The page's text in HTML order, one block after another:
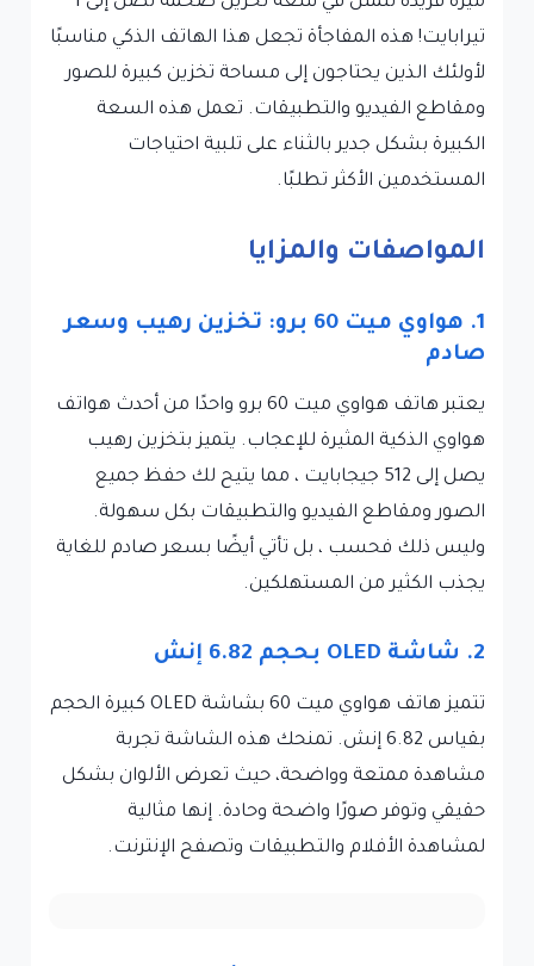
تيرابايت! هذه المفاجأة تجعل هذا الهاتف الذكي مناسبًا
لأولئك الذين يحتاجون إلى مساحة تخزين كبيرة للصور
ومقاطع الفيديو والتطبيقات. تعمل هذه السعة
الكبيرة بشكل جدير بالثناء على تلبية احتياجات
المستخدمين الأكثر تطلبًا.
المواصفات والمزايا
1. هواوي ميت 60 برو: تخزين رهيب وسعر
صادم
يعتبر هاتف هواوي ميت 60 برو واحدًا من أحدث هواتف
هواوي الذكية المثيرة للإعجاب. يتميز بتخزين رهيب
يصل إلى 512 جيجابايت ، مما يتيح لك حفظ جميع
الصور ومقاطع الفيديو والتطبيقات بكل سهولة.
وليس ذلك فحسب ، بل تأتي أيضًا بسعر صادم للغاية
يجذب الكثير من المستهلكين.
2. شاشة OLED بحجم 6.82 إنش
تتميز هاتف هواوي ميت 60 بشاشة OLED كبيرة الحجم
بقياس 6.82 إنش. تمنحك هذه الشاشة تجربة
مشاهدة ممتعة وواضحة، حيث تعرض الألوان بشكل
حقيقي وتوفر صورًا واضحة وحادة. إنها مثالية
لمشاهدة الأفلام والتطبيقات وتصفح الإنترنت.